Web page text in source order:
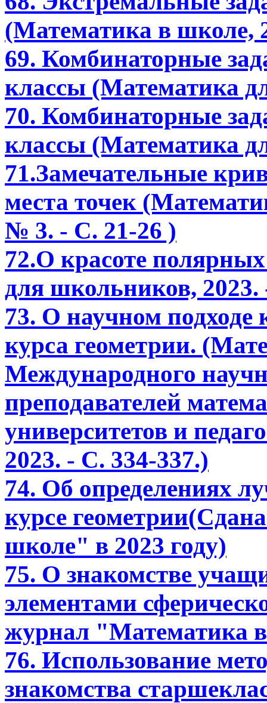
(Математика в школе,
69. Комбинаторные
классы (Математика
70. Комбинаторные
классы (Математика
71.Замечательные
места точек
№ 3. - С. 21-26 )
72.О красоте
для школьников,
73. О научном
курса геометрии.
Международного
преподавателей
университетов и
2023. - С. 334-337.)
74. Об определениях
курсе
школе" в 2023 году)
75. О знакомстве
элементами
журнал "Математика
76. Использование
знакомства